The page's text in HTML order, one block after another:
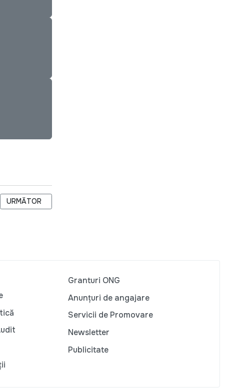
DIN GRUPURILE CU RISC SPORIT DE INFECTARE
ARTICOLUL URMĂTOR: ZIUA INTERNAŢIONALĂ A POEZIEI
URMĂTOR
Granturi ONG
Anunțuri de angajare
Servicii de Promovare
Newsletter
Publicitate